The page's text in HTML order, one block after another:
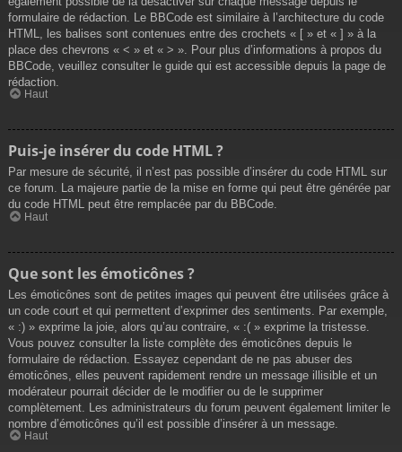
formulaire de rédaction. Le BBCode est similaire à l’architecture du code
HTML, les balises sont contenues entre des crochets « [ » et « ] » à la
place des chevrons « < » et « > ». Pour plus d’informations à propos du
BBCode, veuillez consulter le guide qui est accessible depuis la page de
rédaction.
Haut
Puis-je insérer du code HTML ?
Par mesure de sécurité, il n’est pas possible d’insérer du code HTML sur
ce forum. La majeure partie de la mise en forme qui peut être générée par
du code HTML peut être remplacée par du BBCode.
Haut
Que sont les émoticônes ?
Les émoticônes sont de petites images qui peuvent être utilisées grâce à
un code court et qui permettent d’exprimer des sentiments. Par exemple,
« :) » exprime la joie, alors qu’au contraire, « :( » exprime la tristesse.
Vous pouvez consulter la liste complète des émoticônes depuis le
formulaire de rédaction. Essayez cependant de ne pas abuser des
émoticônes, elles peuvent rapidement rendre un message illisible et un
modérateur pourrait décider de le modifier ou de le supprimer
complètement. Les administrateurs du forum peuvent également limiter le
nombre d’émoticônes qu’il est possible d’insérer à un message.
Haut